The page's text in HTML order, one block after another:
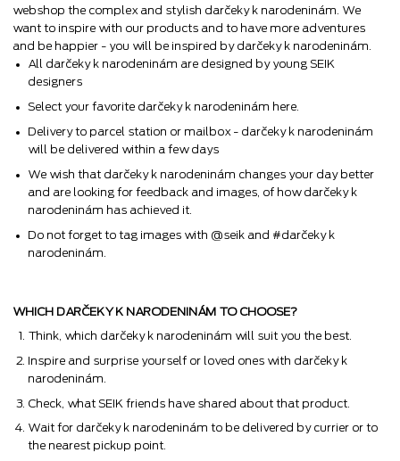
webshop the complex and stylish darčeky k narodeninám. We
want to inspire with our products and to have more adventures
and be happier - you will be inspired by darčeky k narodeninám.
All darčeky k narodeninám are designed by young SEIK
designers
Select your favorite darčeky k narodeninám here.
Delivery to parcel station or mailbox - darčeky k narodeninám
will be delivered within a few days
We wish that darčeky k narodeninám changes your day better
and are looking for feedback and images, of how darčeky k
narodeninám has achieved it.
Do not forget to tag images with @seik and #darčeky k
narodeninám.
WHICH DARČEKY K NARODENINÁM TO CHOOSE?
Think, which darčeky k narodeninám will suit you the best.
Inspire and surprise yourself or loved ones with darčeky k
narodeninám.
Check, what SEIK friends have shared about that product.
Wait for darčeky k narodeninám to be delivered by currier or to
the nearest pickup point.